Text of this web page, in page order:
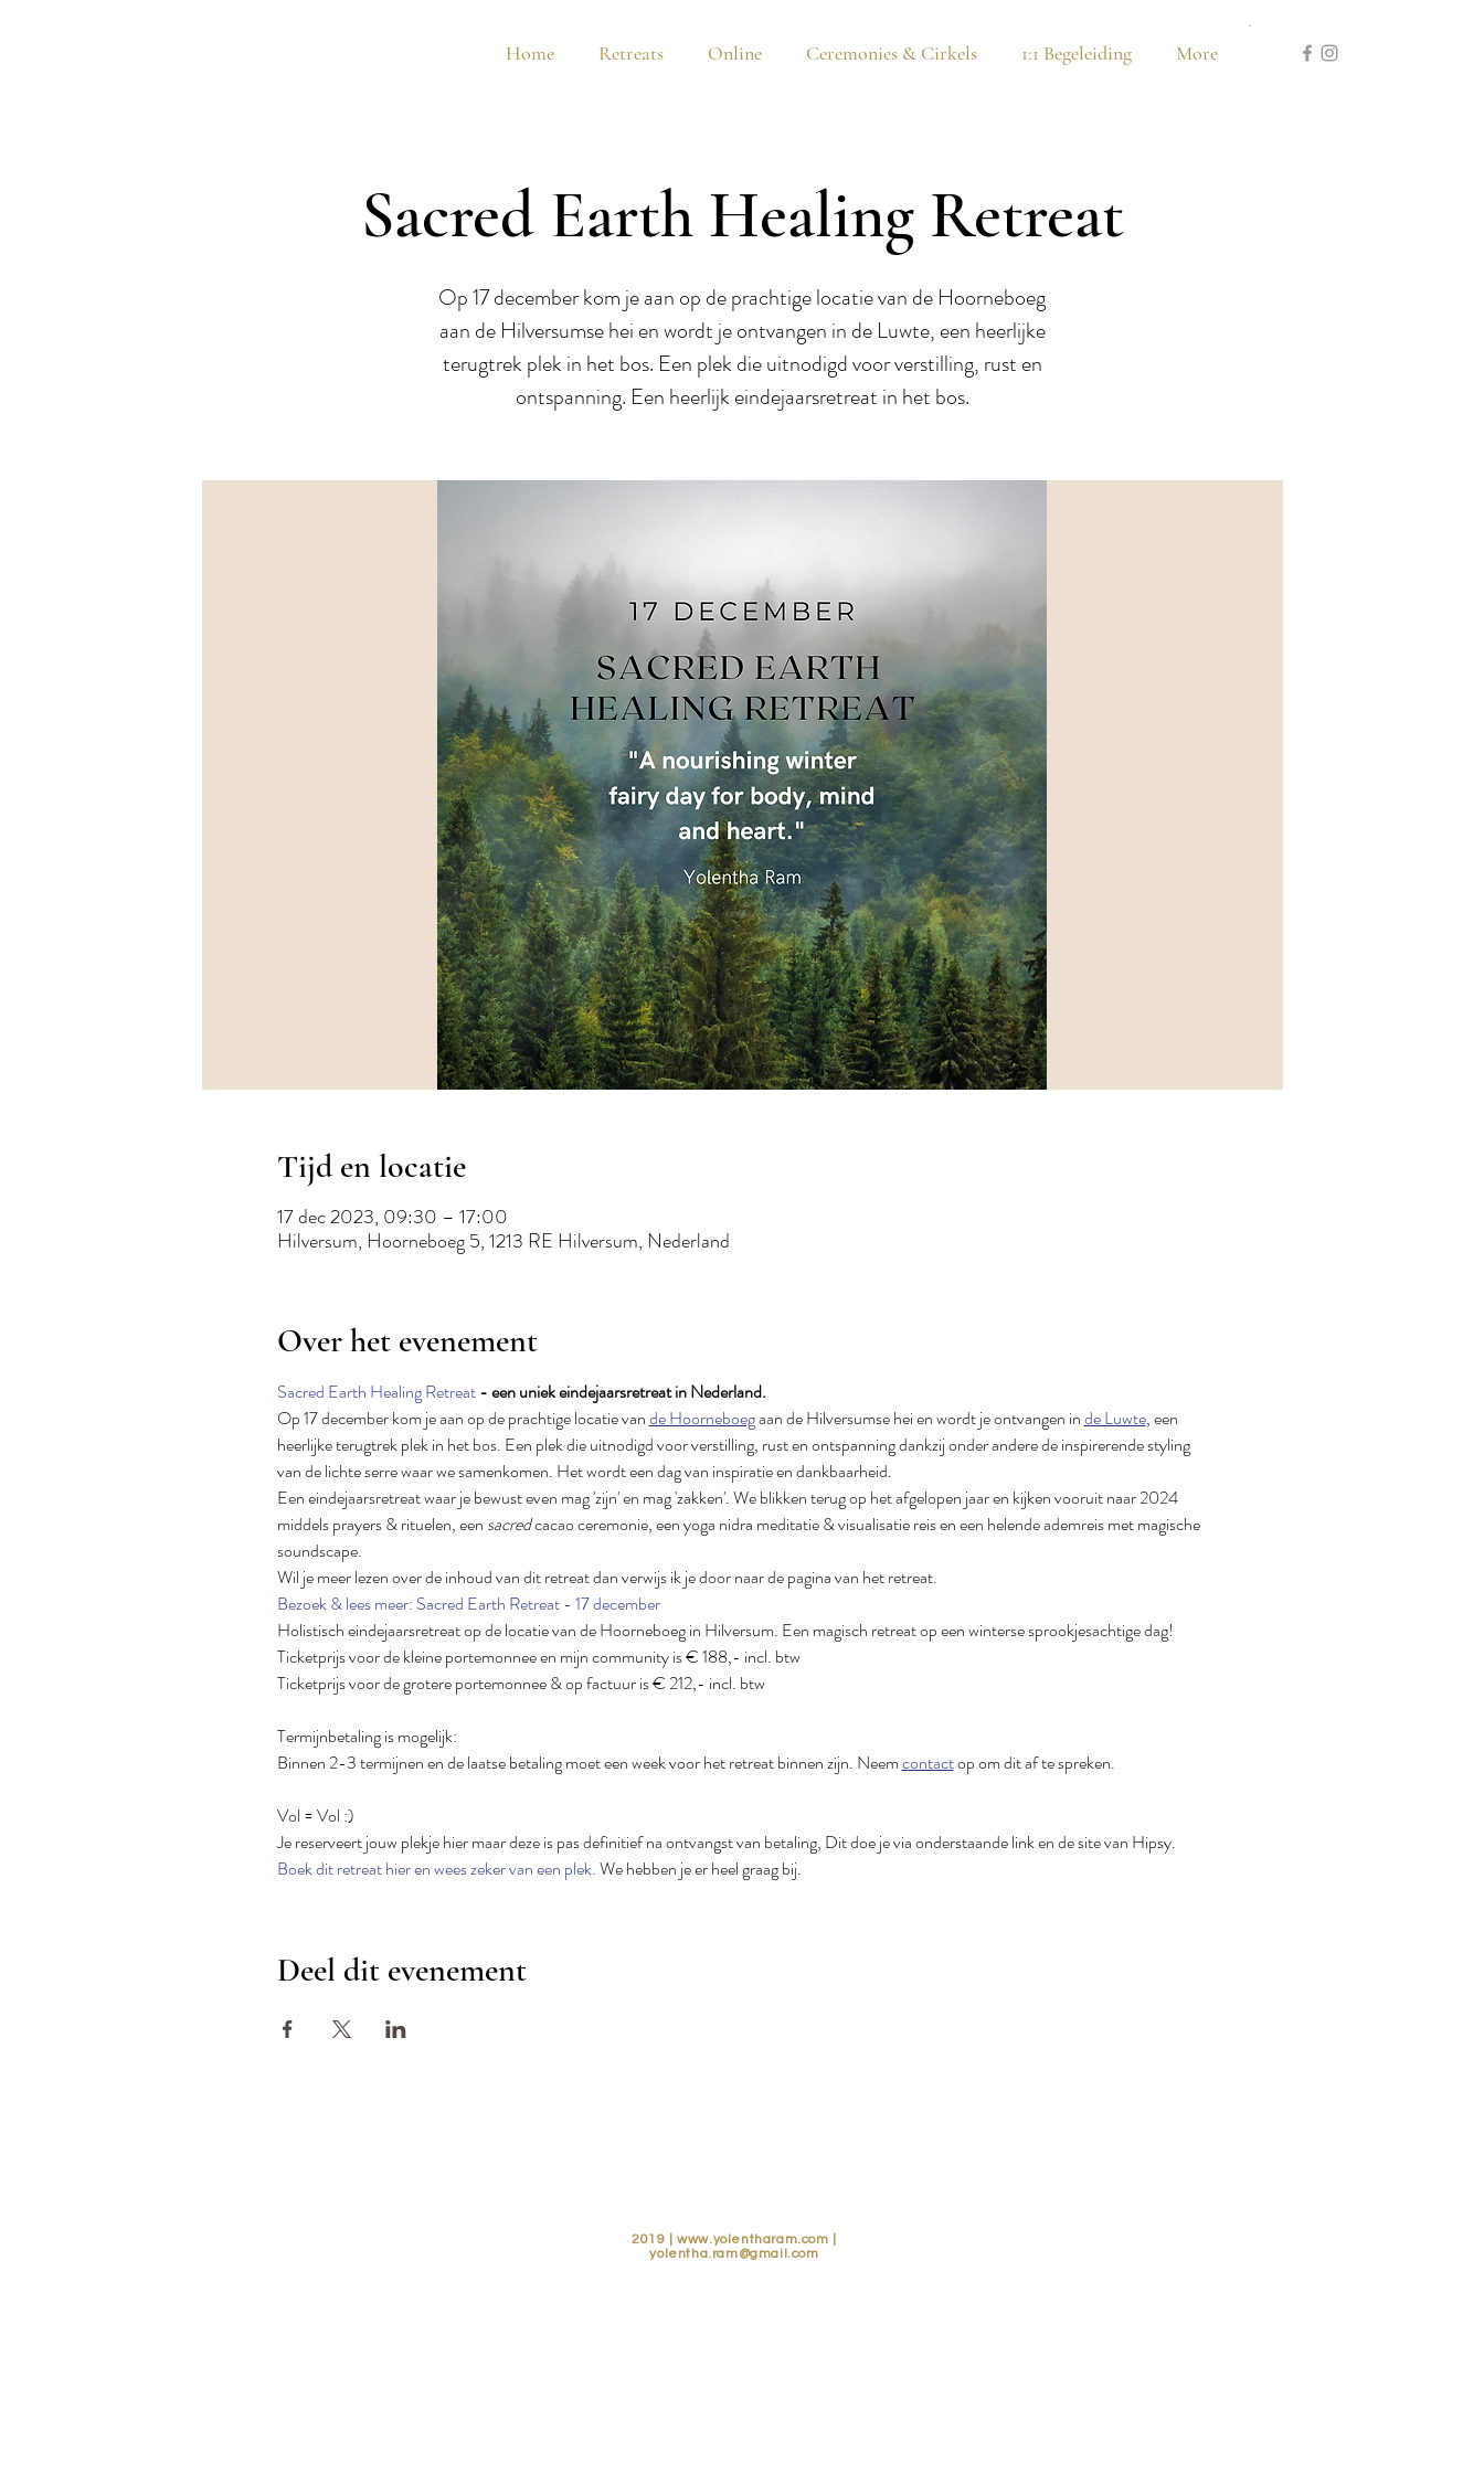
Home Retreats Online Ceremonies & Cirkels 1:1 Begeleiding More
Sacred Earth Healing Retreat
Op 17 december kom je aan op de prachtige locatie van de Hoorneboeg
aan de Hilversumse hei en wordt je ontvangen in de Luwte, een heerlijke
terugtrek plek in het bos. Een plek die uitnodigd voor verstilling, rust en
ontspanning. Een heerlijk eindejaarsretreat in het bos.
Tijd en locatie
17 dec 2023, 09:30 – 17:00
Hilversum, Hoorneboeg 5, 1213 RE Hilversum, Nederland
Over het evenement
Sacred Earth Healing Retreat - een uniek eindejaarsretreat in Nederland.
Op 17 december kom je aan op de prachtige locatie van de Hoorneboeg aan de Hilversumse hei en wordt je ontvangen in de Luwte, een
heerlijke terugtrek plek in het bos. Een plek die uitnodigd voor verstilling, rust en ontspanning dankzij onder andere de inspirerende styling
van de lichte serre waar we samenkomen. Het wordt een dag van inspiratie en dankbaarheid.
Een eindejaarsretreat waar je bewust even mag 'zijn' en mag 'zakken'. We blikken terug op het afgelopen jaar en kijken vooruit naar 2024
middels prayers & rituelen, een sacred cacao ceremonie, een yoga nidra meditatie & visualisatie reis en een helende ademreis met magische
soundscape.
Wil je meer lezen over de inhoud van dit retreat dan verwijs ik je door naar de pagina van het retreat.
Bezoek & lees meer: Sacred Earth Retreat - 17 december
Holistisch eindejaarsretreat op de locatie van de Hoorneboeg in Hilversum. Een magisch retreat op een winterse sprookjesachtige dag!
Ticketprijs voor de kleine portemonnee en mijn community is € 188,- incl. btw
Ticketprijs voor de grotere portemonnee & op factuur is € 212,- incl. btw
Termijnbetaling is mogelijk:
Binnen 2-3 termijnen en de laatse betaling moet een week voor het retreat binnen zijn. Neem contact op om dit af te spreken.
Vol = Vol :)
Je reserveert jouw plekje hier maar deze is pas definitief na ontvangst van betaling, Dit doe je via onderstaande link en de site van Hipsy.
Boek dit retreat hier en wees zeker van een plek. We hebben je er heel graag bij.
Deel dit evenement
2019 |www.yolentharam.com
yolentha.ram@gmail.com